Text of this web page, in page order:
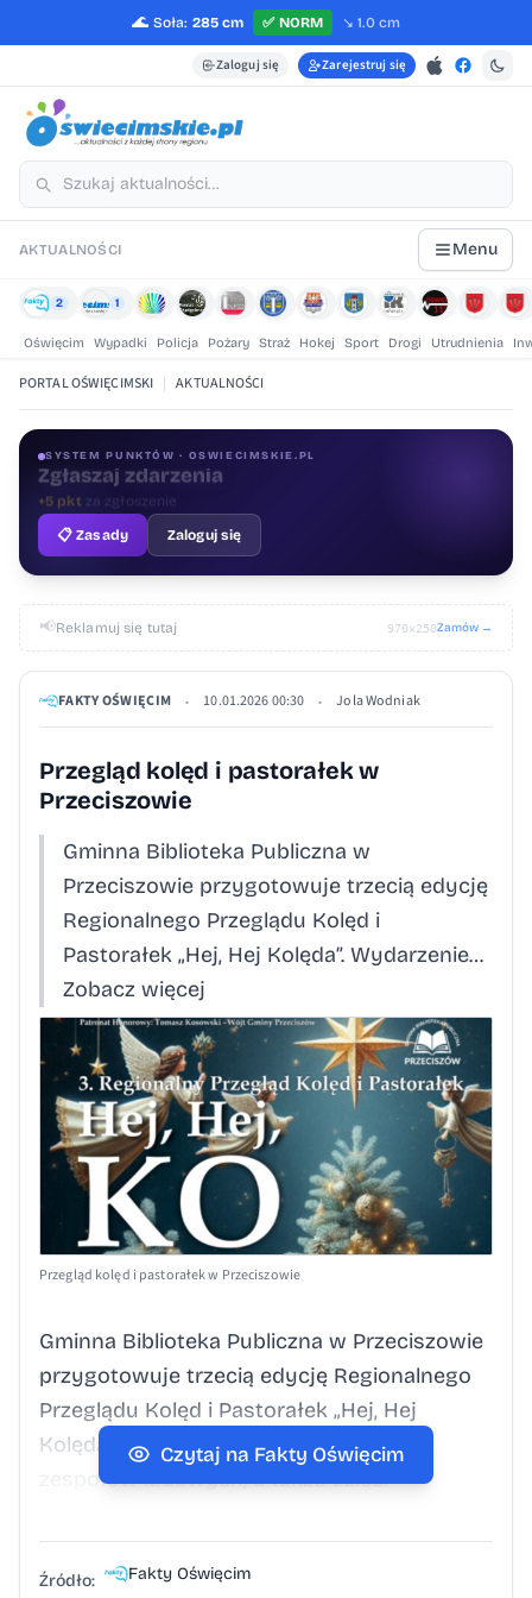
🌊 Soła: 285 cm ✅ NORM ↘️1.0 cm
Zaloguj się Zarejestruj się
AKTUALNOŚCI Menu
2 1
Oświęcim Wypadki Policja Pożary Straż Hokej Sport Drogi Utrudnienia
PORTAL OŚWIĘCIMSKI | AKTUALNOŚCI
SYSTEM PUNKTÓW · OSWIECIMSKIE.PL
Oceniaj treści
+1 pktza ocenę
📋 Zasady
Zaloguj się
📢Reklamuj się tutaj 970×250Zamów →
FAKTY OŚWIĘCIM • 10.01.2026 00:30 • Jola Wodniak
Przegląd kolęd i pastorałek w
Przeciszowie
Gminna Biblioteka Publiczna w
Przeciszowie przygotowuje trzecią edycję
Regionalnego Przeglądu Kolęd i
Pastorałek „Hej, Hej Kolęda”. Wydarzenie…
Zobacz więcej
Przegląd kolęd i pastorałek w Przeciszowie
Gminna Biblioteka Publiczna w Przeciszowie
przygotowuje trzecią edycję Regionalnego
Przeglądu Kolęd i Pastorałek „Hej, Hej
Kolęda”. Wydarzenie kierowane jest do
zespołów ludowych, a także dzieci
i placówkami oświatowymi. Organizatorzy
podkreślają, że przegląd łączy pokolenia
Czytaj na Fakty Oświęcim
Źródło: Fakty Oświęcim